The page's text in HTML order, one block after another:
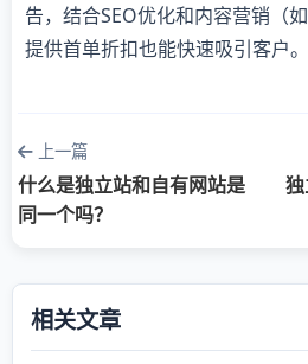
告，结合SEO优化和内容营销（
提供首单折扣也能快速吸引客户。
上一篇
什么是独立站和自有网站是
同一个吗？
相关文章